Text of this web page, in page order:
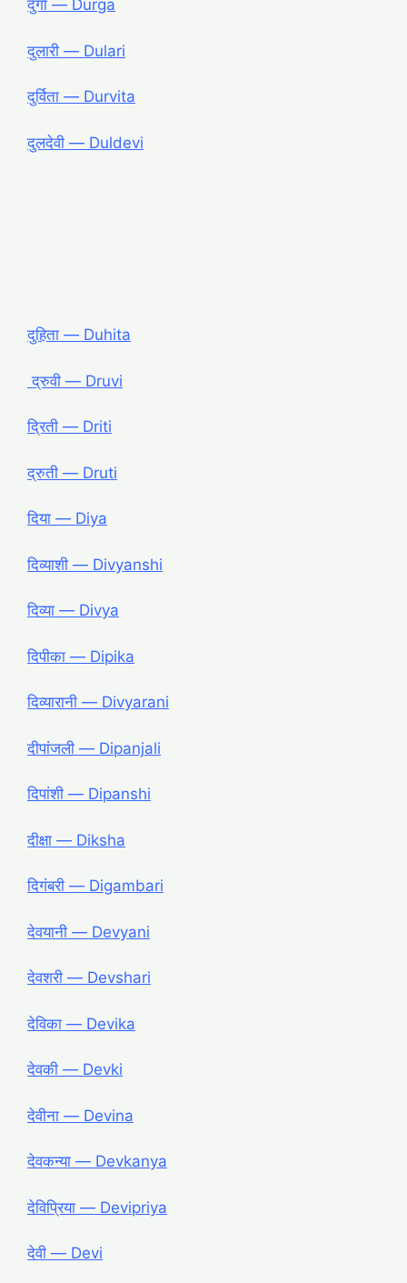
दुर्गा ― Durga
दुलारी ― Dulari
दुर्विता ― Durvita
दुलदेवी ― Duldevi
दुहिता ― Duhita
द्रुवी ― Druvi
द्रिती ― Driti
द्रुती ― Druti
दिया ― Diya
दिव्याशी ― Divyanshi
दिव्या ― Divya
दिपीका ― Dipika
दिव्यारानी ― Divyarani
दीपांजली ― Dipanjali
दिपांशी ― Dipanshi
दीक्षा ― Diksha
दिगंबरी ― Digambari
देवयानी ― Devyani
देवशरी ― Devshari
देविका ― Devika
देवकी ― Devki
देवीना ― Devina
देवकन्या ― Devkanya
देविप्रिया ― Devipriya
देवी ― Devi